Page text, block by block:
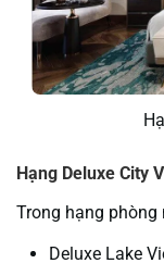
Hạng Deluxe City
Trong hạng phòng
Deluxe Lake